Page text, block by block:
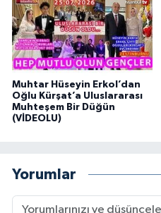
Muhtar Hüseyin Erkol’dan
Oğlu Kürşat’a Uluslararası
Muhteşem Bir Düğün
(VİDEOLU)
Yorumlar